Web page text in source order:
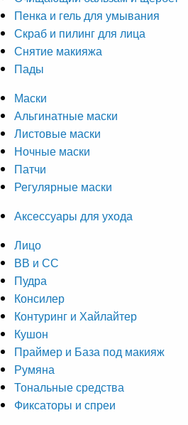
Пенка и гель для умывания
Скраб и пилинг для лица
Снятие макияжа
Пады
Маски
Альгинатные маски
Листовые маски
Ночные маски
Патчи
Регулярные маски
Аксессуары для ухода
Лицо
ВВ и СС
Пудра
Консилер
Контуринг и Хайлайтер
Кушон
Праймер и База под макияж
Румяна
Тональные средства
Фиксаторы и спреи